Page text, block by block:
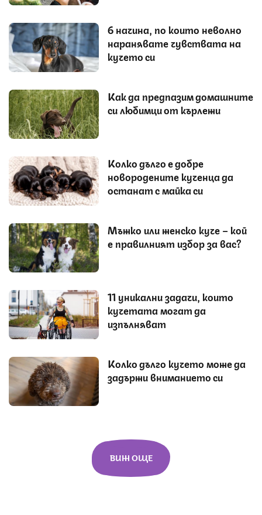
6 начина, по които неволно
наранявате чувствата на
кучето си
Как да предпазим домашните
си любимци от кърлежи
Колко дълго е добре
новородените кученца да
останат с майка си
Мъжко или женско куче – кой
е правилният избор за вас?
11 уникални задачи, които
кучетата могат да
изпълняват
Колко дълго кучето може да
задържи вниманието си
ВИЖ ОЩЕ